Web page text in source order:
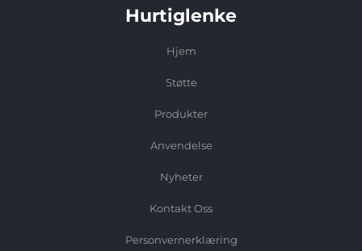
Hurtiglenke
Hjem
Støtte
Produkter
Anvendelse
Nyheter
Kontakt Oss
Personvernerklæring